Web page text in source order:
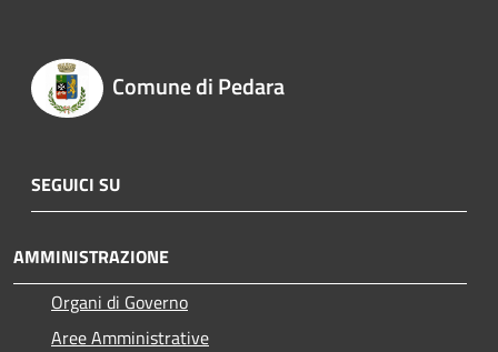
Comune di Pedara
SEGUICI SU
AMMINISTRAZIONE
Organi di Governo
Aree Amministrative